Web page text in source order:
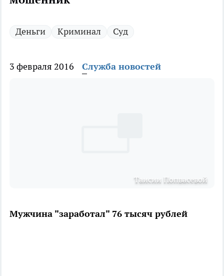
Деньги Криминал Суд
3 февраля 2016 Служба новостей
Таисии Попвасевой
Мужчина "заработал" 76 тысяч рублей